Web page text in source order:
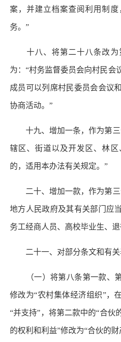
案，并建立档案查阅利用制
务。”
十八、将第二十八条改为
为：“村务监督委员会向村民会
成员可以列席村民委员会会议
协商活动。”
十九、增加一条，作为第三
辖区、街道以及开发区、林
的，适用本办法有关规定。”
二十、增加一款，作为第三
地方人民政府及其有关部门应
务工经商人员、高校毕业生、
二十一、对部分条文和有关
（一）将第八条第一款、第
修改为“农村集体经济组织”，
“并支持”，将第二款中的“合伙
的权利和利益”修改为“合伙的财